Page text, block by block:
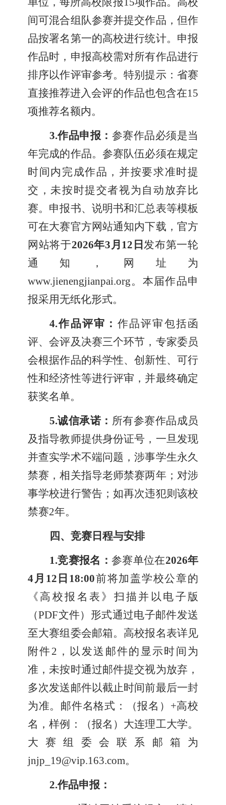
间可混合组队参赛并提交作品，但作
品按署名第一的高校进行统计。申报
作品时，申报高校需对所有作品进行
排序以作评审参考。特别提示：省赛
直接推荐进入会评的作品也包含在15
项推荐名额内。
3.作品申报： 参赛作品必须是当
年完成的作品。参赛队伍必须在规定
时间内完成作品，并按要求准时提
交，未按时提交者视为自动放弃比
赛。申报书、说明书和汇总表等模板
可在大赛官方网站通知内下载，官方
网站将于2026年3月12日发布第一轮
通知，网址为
www.jienengjianpai.org。本届作品申
报采用无纸化形式。
4.作品评审： 作品评审包括函
评、会评及决赛三个环节，专家委员
会根据作品的科学性、创新性、可行
性和经济性等进行评审，并最终确定
获奖名单。
5.诚信承诺： 所有参赛作品成员
及指导教师提供身份证号，一旦发现
并查实学术不端问题，涉事学生永久
禁赛，相关指导老师禁赛两年；对涉
事学校进行警告；如再次违犯则该校
禁赛2年。
四、竞赛日程与安排
1.竞赛报名： 参赛单位在2026年
4月12日18:00前将加盖学校公章的
《高校报名表》扫描并以电子版
（PDF文件）形式通过电子邮件发送
至大赛组委会邮箱。高校报名表详见
附件2，以发送邮件的显示时间为
准，未按时通过邮件提交视为放弃，
多次发送邮件以截止时间前最后一封
为准。邮件名格式：（报名）+高校
名，样例：（报名）大连理工大学。
大赛组委会联系邮箱为
jnjp_19@vip.163.com。
2.作品申报：